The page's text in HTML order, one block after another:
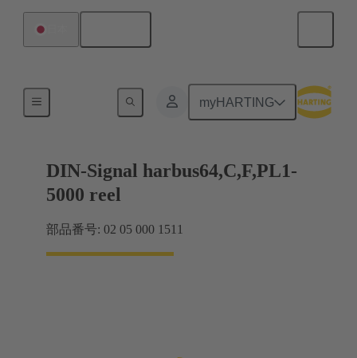
myHARTING
DIN-Signal harbus64,C,F,PL1-
5000 reel
部品番号: 02 05 000 1511